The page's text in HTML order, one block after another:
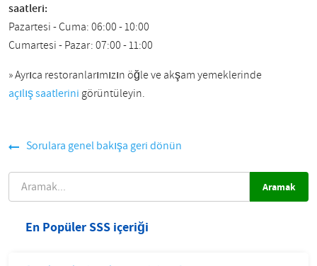
saatleri:
Pazartesi - Cuma: 06:00 - 10:00
Cumartesi - Pazar: 07:00 - 11:00
» Ayrıca restoranlarımızın öğle ve akşam yemeklerinde
açılış saatlerini görüntüleyin.
Sorulara genel bakışa geri dönün
En Popüler SSS içeriği